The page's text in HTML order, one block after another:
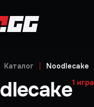
Каталог Noodlecake
1 игра